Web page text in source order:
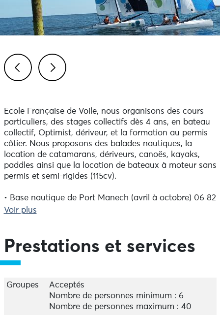
Ecole Française de Voile, nous organisons des cours
particuliers, des stages collectifs dès 4 ans, en bateau
collectif, Optimist, dériveur, et la formation au permis
côtier. Nous proposons des balades nautiques, la
location de catamarans, dériveurs, canoës, kayaks,
paddles ainsi que la location de bateaux à moteur sans
permis et semi-rigides (115cv).
• Base nautique de Port Manech (avril à octobre) 06 82
60 70 37
Voir plus
Prestations et services
Groupes
Acceptés
Nombre de personnes minimum : 6
Nombre de personnes maximum : 40